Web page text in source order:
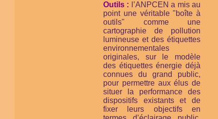
Outils :
l’ANPCEN a mis au
point une véritable "boîte à
outils" comme une
cartographie de pollution
lumineuse et des étiquettes
environnementales
originales, sur le modèle
des étiquettes énergie déjà
connues du grand public,
pour permettre aux élus de
situer la performance des
dispositifs existants et de
fixer leurs objectifs en